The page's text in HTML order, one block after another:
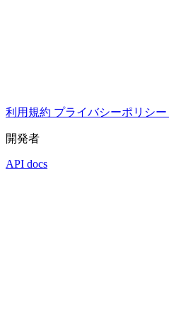
利用規約 プライバシーポリシー
開発者
API docs